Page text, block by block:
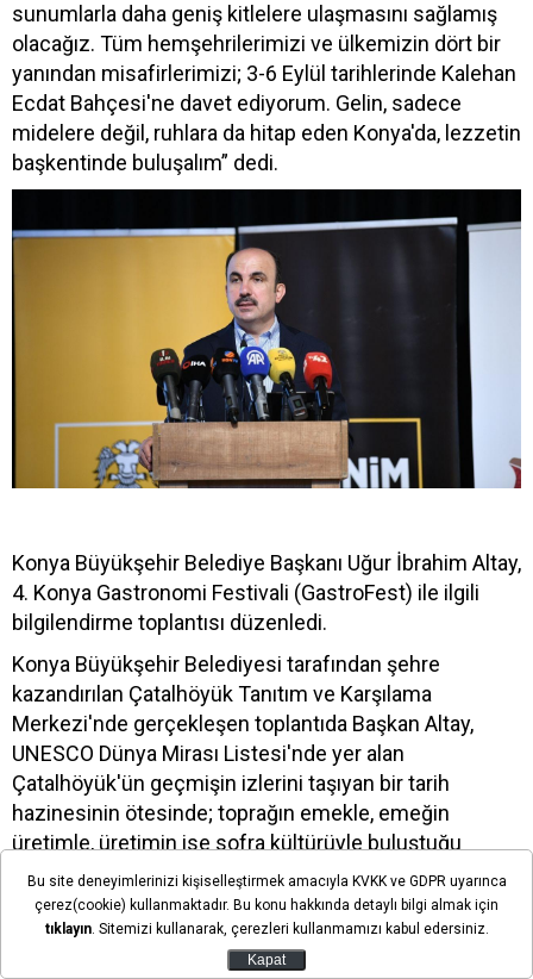
sunumlarla daha geniş kitlelere ulaşmasını sağlamış
olacağız. Tüm hemşehrilerimizi ve ülkemizin dört bir
yanından misafirlerimizi; 3-6 Eylül tarihlerinde Kalehan
Ecdat Bahçesi'ne davet ediyorum. Gelin, sadece
midelere değil, ruhlara da hitap eden Konya'da, lezzetin
başkentinde buluşalım” dedi.
Konya Büyükşehir Belediye Başkanı Uğur İbrahim Altay,
4. Konya Gastronomi Festivali (GastroFest) ile ilgili
bilgilendirme toplantısı düzenledi.
Konya Büyükşehir Belediyesi tarafından şehre
kazandırılan Çatalhöyük Tanıtım ve Karşılama
Merkezi'nde gerçekleşen toplantıda Başkan Altay,
UNESCO Dünya Mirası Listesi'nde yer alan
Çatalhöyük'ün geçmişin izlerini taşıyan bir tarih
hazinesinin ötesinde; toprağın emekle, emeğin
üretimle, üretimin ise sofra kültürüyle buluştuğu
büyük medeniyet yürüyüşünün en güçlü tanıklarından
biri olduğunu ifade etti.
FESTİVALİN BU YIL Kİ TEMASI "EKMEK”
Bu site deneyimlerinizi kişiselleştirmek amacıyla KVKK ve GDPR uyarınca
çerez(cookie) kullanmaktadır. Bu konu hakkında detaylı bilgi almak için
tıklayın. Sitemizi kullanarak, çerezleri kullanmamızı kabul edersiniz.
Kapat